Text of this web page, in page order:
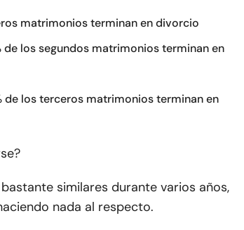
matrimonios terminan en divorcio
los segundos matrimonios terminan en
de los terceros matrimonios terminan en
similares durante varios años,
nada al respecto.